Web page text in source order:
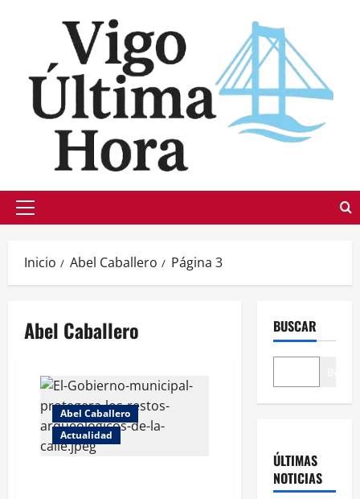
Menú
Inicio Abel Caballero Página 3
Abel Caballero
Abel Caballero
Actualidad
BUSCAR
ÚLTIMAS
NOTICIAS